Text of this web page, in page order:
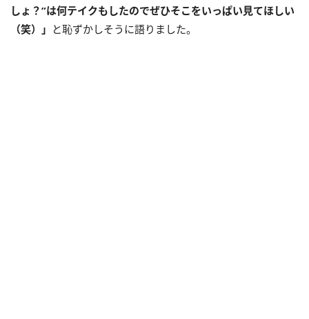
しょ？”は何テイクもしたのでぜひそこをいっぱい見てほしい
（笑）」 と恥ずかしそうに語りました。